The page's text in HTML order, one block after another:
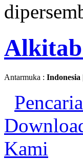
Antarmuka : Indonesia
Kami